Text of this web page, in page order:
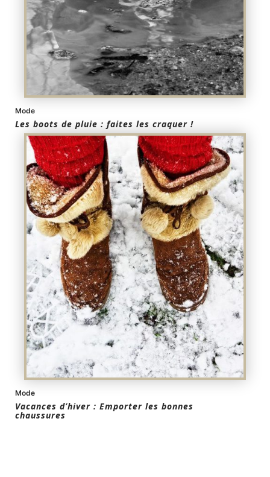
Mode
Les boots de pluie : faites les craquer !
Mode
Vacances d’hiver : Emporter les bonnes
chaussures